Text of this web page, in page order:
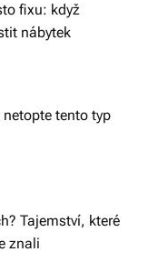
fixu: když
nábytek
tento typ
Tajemství, které
znali